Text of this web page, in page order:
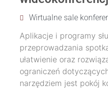
Wirtualne sale
Aplikacje i programy
przeprowadzania
ułatwienie oraz
ograniczeń
narzędziem jest pokój